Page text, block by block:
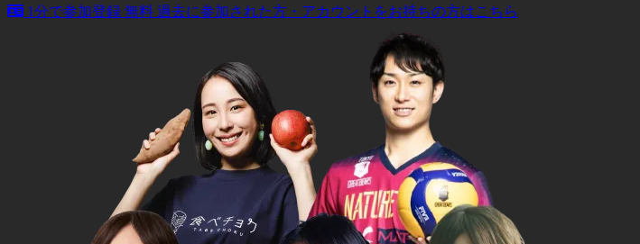
1分で参加登録 無料 過去に参加された方・アカウントをお持ちの方はこちら